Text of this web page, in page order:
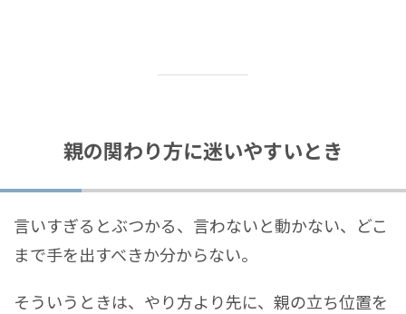
親の関わり方に迷いやすいとき
言いすぎるとぶつかる、言わないと動かない、どこ
まで手を出すべきか分からない。
そういうときは、やり方より先に、親の立ち位置を